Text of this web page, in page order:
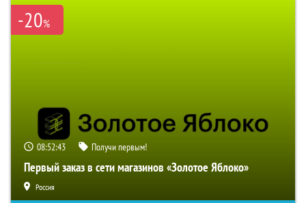
-20%
08:52:41 Получи первым!
Первый заказ в сети магазинов «Золотое Яблоко»
Россия